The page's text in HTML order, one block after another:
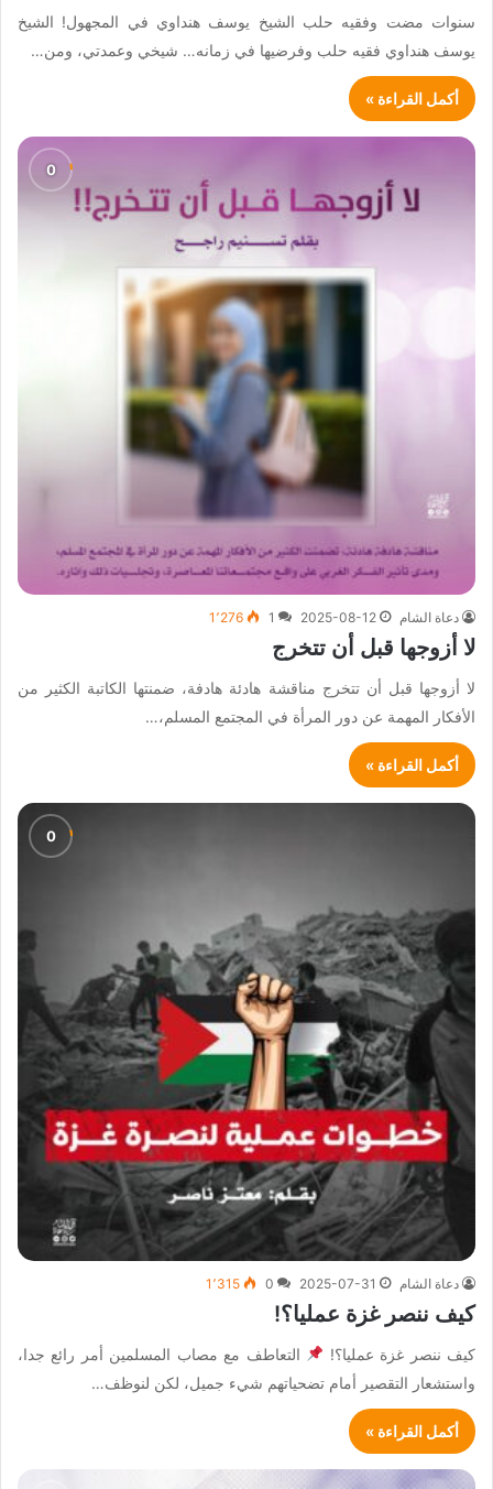
سنوات مضت وفقيه حلب الشيخ يوسف هنداوي في المجهول! الشيخ
يوسف هنداوي فقيه حلب وفرضيها في زمانه… شيخي وعمدتي، ومن…
أكمل القراءة »
دعاة الشام 2025-08-12
1 1٬276
لا أزوجها قبل أن تتخرج
لا أزوجها قبل أن تتخرج مناقشة هادئة هادفة، ضمنتها الكاتبة الكثير من
الأفكار المهمة عن دور المرأة في المجتمع المسلم،…
أكمل القراءة »
دعاة الشام 2025-07-31
0 1٬315
كيف ننصر غزة عمليا؟!
كيف ننصر غزة عمليا؟!
التعاطف مع مصاب المسلمين أمر رائع جدا،
واستشعار التقصير أمام تضحياتهم شيء جميل، لكن لنوظف…
أكمل القراءة »